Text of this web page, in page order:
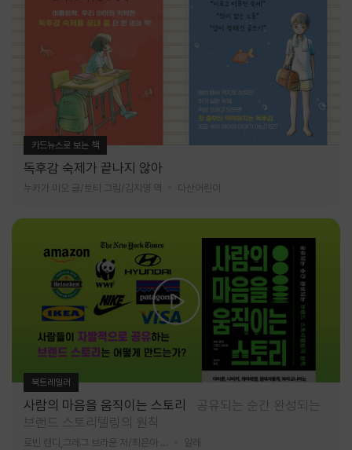
카드뉴스로 보는 책
독후감 숙제가 끝나지 않아
누카가 미오 글/토티 그림/김지영 역 다산어린이
북트레일러
사람의 마음을 움직이는 스토리
공유되는 순간 완성되는
브랜드 스토리텔링의 원칙
알레